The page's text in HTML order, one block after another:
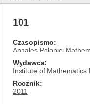
101
Czasopismo
Annales Polonici
Wydawca
Institute of Mathematics
Rocznik
2011